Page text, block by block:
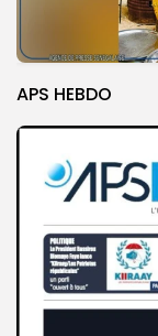
APS HEBDO